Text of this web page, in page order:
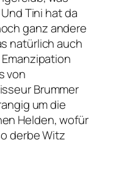
Tini hat da
ganz andere
natürlich auch
von
Brummer
um die
Helden, wofür
derbe Witz